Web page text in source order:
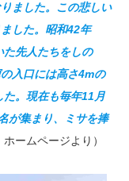
ました。この悲しい
した。昭和42年
た先人たちをしの
入口には高さ4mの
。現在も毎年11月
が集まり、ミサを捧
ームページより）